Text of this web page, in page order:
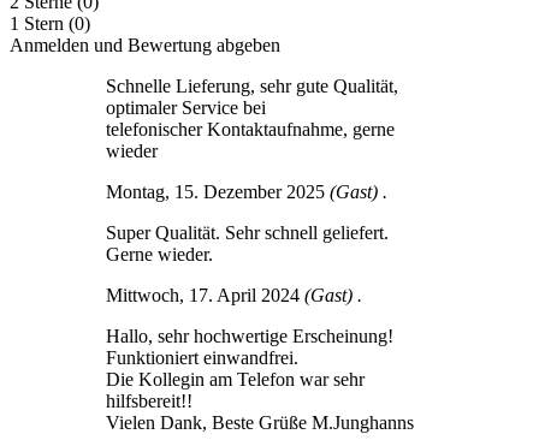
1 Stern (0)
Anmelden und Bewertung abgeben
Schnelle Lieferung, sehr gute Qualität,
optimaler Service bei
telefonischer Kontaktaufnahme, gerne
wieder
Montag, 15. Dezember 2025 (Gast) .
Super Qualität. Sehr schnell geliefert.
Gerne wieder.
Mittwoch, 17. April 2024 (Gast) .
Hallo, sehr hochwertige Erscheinung!
Funktioniert einwandfrei.
Die Kollegin am Telefon war sehr
hilfsbereit!!
Vielen Dank, Beste Grüße M.Junghanns